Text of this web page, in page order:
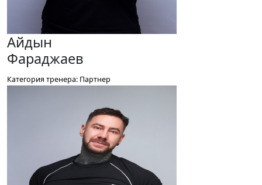
Айдын
Фараджаев
Категория тренера: Партнер